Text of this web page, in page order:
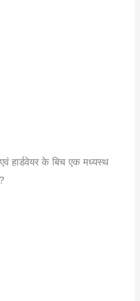
हार्डवेयर के बिच एक मध्यस्थ